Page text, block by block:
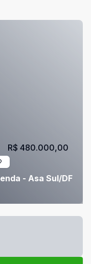
- Asa Sul/DF
R$ 480.000,00